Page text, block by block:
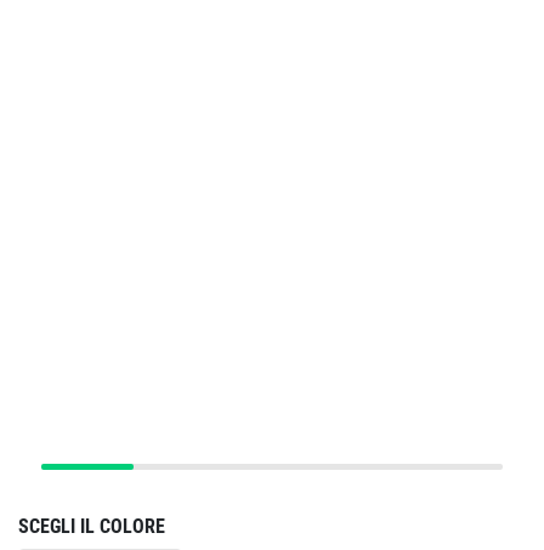
SCEGLI IL COLORE